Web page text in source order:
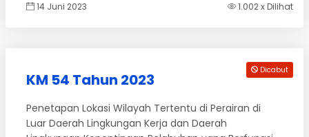
14 Juni 2023 1.002 x Dilihat
Dicabut
KM 54 Tahun 2023
Penetapan Lokasi Wilayah Tertentu di Perairan di
Luar Daerah Lingkungan Kerja dan Daerah